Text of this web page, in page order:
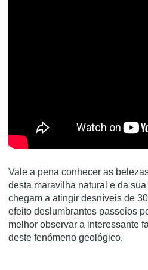
Vale a pena conhecer as
desta maravilha natural e da
chegam a atingir desníveis de
efeito deslumbrantes passeios
melhor observar a interessante
deste fenómeno geológico.